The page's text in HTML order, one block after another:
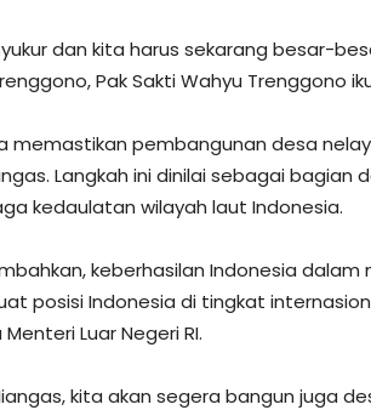
dan kita harus sekarang besar-
Pak Sakti Wahyu Trenggono
memastikan pembangunan desa
Langkah ini dinilai sebagai bagian
kedaulatan wilayah laut Indonesia.
keberhasilan Indonesia
posisi Indonesia di tingkat
Luar Negeri RI.
kita akan segera bangun juga